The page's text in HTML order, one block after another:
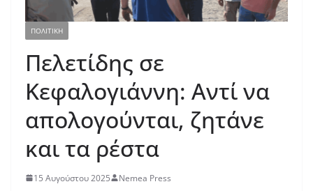
ΠΟΛΙΤΙΚΗ
Πελετίδης σε
Κεφαλογιάννη: Αντί να
απολογούνται, ζητάνε
και τα ρέστα
15 Αυγούστου 2025 Nemea Press